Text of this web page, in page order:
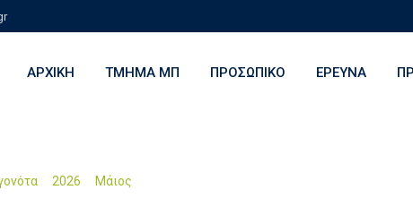
ΑΡΧΙΚΉ ΤΜΉΜΑ ΜΠ ΠΡΟΣΩΠΙΚΌ ΈΡΕΥΝΑ
2026 Μάιος